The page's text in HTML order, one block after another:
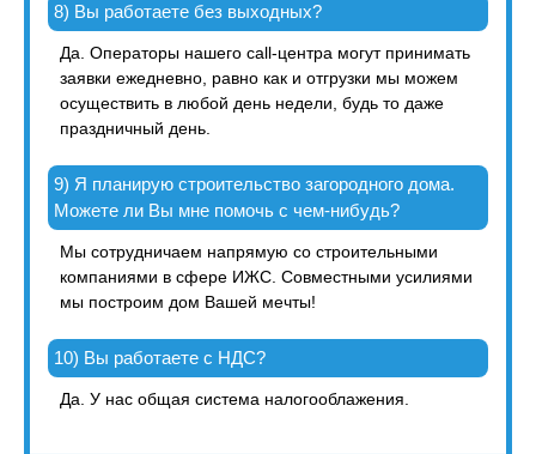
8) Вы работаете без выходных?
Да. Операторы нашего call-центра могут принимать
заявки ежедневно, равно как и отгрузки мы можем
осуществить в любой день недели, будь то даже
праздничный день.
9) Я планирую строительство загородного дома.
Можете ли Вы мне помочь с чем-нибудь?
Мы сотрудничаем напрямую со строительными
компаниями в сфере ИЖС. Совместными усилиями
мы построим дом Вашей мечты!
10) Вы работаете с НДС?
Да. У нас общая система налогооблажения.